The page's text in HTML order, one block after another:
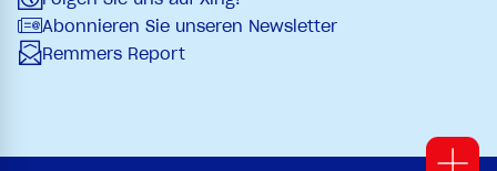
Abonnieren Sie unseren Newsletter
Remmers Report